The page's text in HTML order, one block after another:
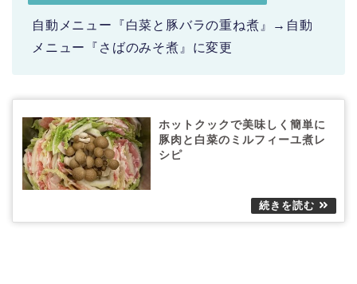
自動メニュー『白菜と豚バラの重ね煮』→自動
メニュー『さばのみそ煮』に変更
ホットクックで美味しく簡単に
豚肉と白菜のミルフィーユ煮レ
シピ